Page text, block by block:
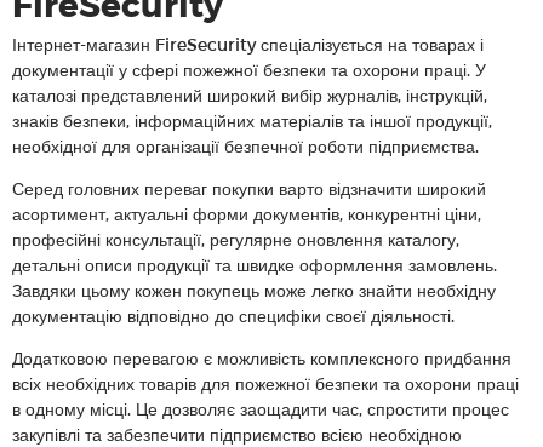
Інтернет-магазин FireSecurity спеціалізується на товарах і
документації у сфері пожежної безпеки та охорони праці. У
каталозі представлений широкий вибір журналів, інструкцій,
знаків безпеки, інформаційних матеріалів та іншої продукції,
необхідної для організації безпечної роботи підприємства.
Серед головних переваг покупки варто відзначити широкий
асортимент, актуальні форми документів, конкурентні ціни,
професійні консультації, регулярне оновлення каталогу,
детальні описи продукції та швидке оформлення замовлень.
Завдяки цьому кожен покупець може легко знайти необхідну
документацію відповідно до специфіки своєї діяльності.
Додатковою перевагою є можливість комплексного придбання
всіх необхідних товарів для пожежної безпеки та охорони праці
в одному місці. Це дозволяє заощадити час, спростити процес
закупівлі та забезпечити підприємство всією необхідною